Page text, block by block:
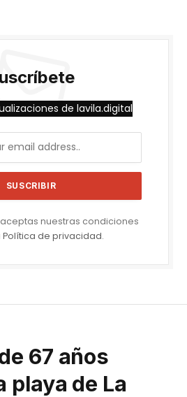
de lavila.digital
nuestras condiciones
Política de privacidad.
67 años
playa de La